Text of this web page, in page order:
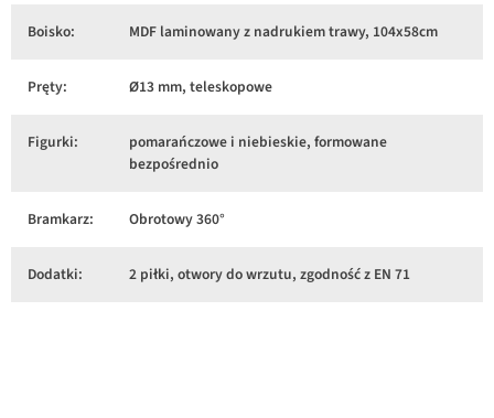
Boisko: MDF laminowany z nadrukiem trawy, 104x58cm
Pręty: Ø13 mm, teleskopowe
Figurki:
pomarańczowe i niebieskie, formowane
bezpośrednio
Bramkarz: Obrotowy 360°
Dodatki: 2 piłki, otwory do wrzutu, zgodność z EN 71